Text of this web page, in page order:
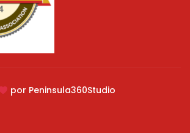
por Peninsula360Studio